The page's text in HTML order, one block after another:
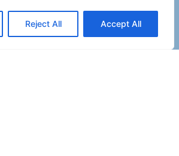
Reject All Accept All